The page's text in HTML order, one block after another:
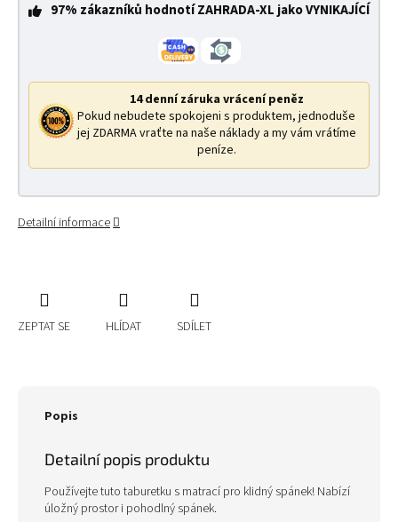
97% zákazníků hodnotí ZAHRADA-XL jako VYNIKAJÍCÍ
14 denní záruka vrácení peněz
Pokud nebudete spokojeni s produktem, jednoduše
jej ZDARMA vraťte na naše náklady a my vám vrátíme
peníze.
Detailní informace
ZEPTAT SE HLÍDAT SDÍLET
Popis
Detailní popis produktu
Používejte tuto taburetku s matrací pro klidný spánek! Nabízí
úložný prostor i pohodlný spánek.